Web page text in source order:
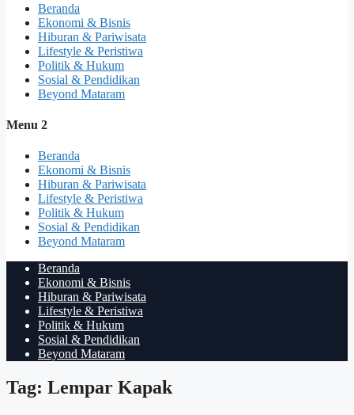
Beranda
Ekonomi & Bisnis
Hiburan & Pariwisata
Lifestyle & Peristiwa
Politik & Hukum
Sosial & Pendidikan
Beyond Mataram
Menu 2
Beranda
Ekonomi & Bisnis
Hiburan & Pariwisata
Lifestyle & Peristiwa
Politik & Hukum
Sosial & Pendidikan
Beyond Mataram
Beranda
Ekonomi & Bisnis
Hiburan & Pariwisata
Lifestyle & Peristiwa
Politik & Hukum
Sosial & Pendidikan
Beyond Mataram
Tag: Lempar Kapak